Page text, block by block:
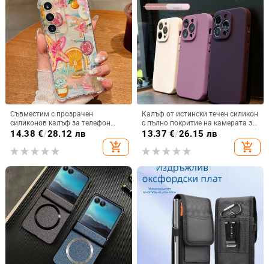
Съвместим с прозрачен
силиконов калъф за телефон
Samsung S25 Ultra,
персонализиран рисуван дизайн
за S24 FE и защитен калъф A55
14.38 €/28.12 лв
add_shopping_cart
Калъф от истински течен силикон
с пълно покритие на камерата за
iPhone 14 Pro Max, iPhone 13 Pro
и iPhone 12 — удароустойчив
13.37 €/26.15 лв
add_shopping_cart